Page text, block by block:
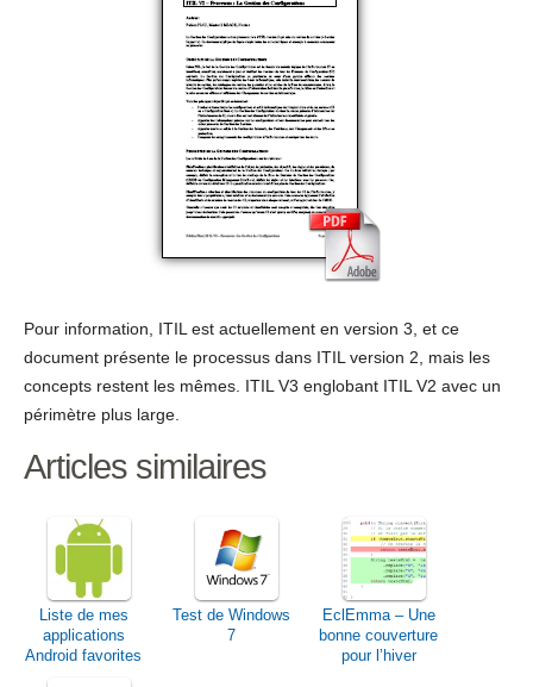
Pour information, ITIL est actuellement en version 3, et ce
document présente le processus dans ITIL version 2, mais les
concepts restent les mêmes. ITIL V3 englobant ITIL V2 avec un
périmètre plus large.
Articles similaires
Liste de mes
applications
Android favorites
Test de Windows
7
EclEmma – Une
bonne couverture
pour l’hiver